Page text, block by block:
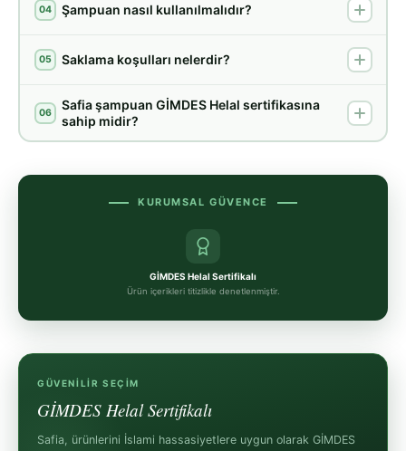
04 Şampuan nasıl kullanılmalıdır?
05 Saklama koşulları nelerdir?
06
Safia şampuan GİMDES Helal sertifikasına
sahip midir?
KURUMSAL GÜVENCE
GİMDES Helal Sertifikalı
Ürün içerikleri titizlikle denetlenmiştir.
GÜVENILIR SEÇIM
GİMDES Helal Sertifikalı
Safia, ürünlerini İslami hassasiyetlere uygun olarak GİMDES